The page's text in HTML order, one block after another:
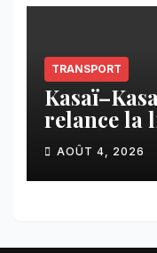
TRANSPORT
relance la
Tshiamu
échanges
AOÛT 4, 2026